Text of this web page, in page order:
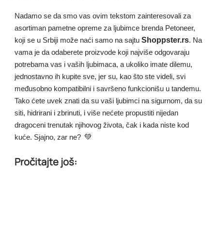
Nadamo se da smo vas ovim tekstom zainteresovali za
asortiman pametne opreme za ljubimce brenda Petoneer,
koji se u Srbiji može naći samo na sajtu Shoppster.rs. Na
vama je da odaberete proizvode koji najviše odgovaraju
potrebama vas i vaših ljubimaca, a ukoliko imate dilemu,
jednostavno ih kupite sve, jer su, kao što ste videli, svi
međusobno kompatibilni i savršeno funkcionišu u tandemu.
Tako ćete uvek znati da su vaši ljubimci na sigurnom, da su
siti, hidrirani i zbrinuti, i više nećete propustiti nijedan
dragoceni trenutak njihovog života, čak i kada niste kod
kuće. Sjajno, zar ne? 💚
Pročitajte još: